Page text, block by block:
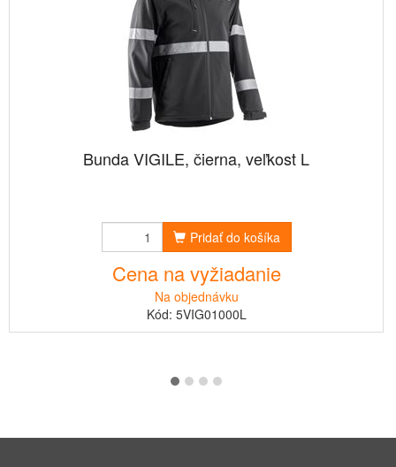
Bunda VIGILE, čierna, veľkost L
Pridať do košíka
Cena na vyžiadanie
Na objednávku
Kód: 5VIG01000L